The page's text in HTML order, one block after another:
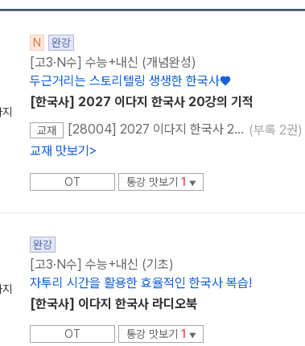
N 완강
[고3·N수] 수능+내신 (개념완성)
두근거리는 스토리텔링 생생한 한국사♥
[한국사] 2027 이다지 한국사 20강의 기적
교재 [28004] 2027 이다지 한국사 20강의 기적 (본교재+복습노트+요약노트) (부록 2권)
교재 맛보기 >
OT 통강 맛보기 1 ▼
완강
[고3·N수] 수능+내신 (기초)
자투리 시간을 활용한 효율적인 한국사 복습!
[한국사] 이다지 한국사 라디오북
OT 통강 맛보기 1 ▼